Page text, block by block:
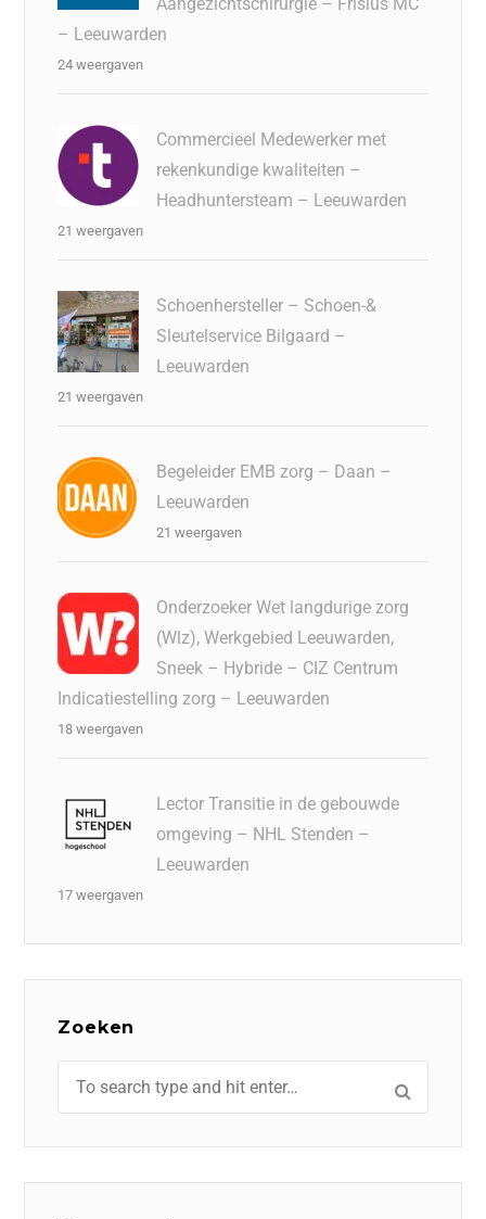
– Leeuwarden
24 weergaven
Commercieel Medewerker met
rekenkundige kwaliteiten –
Headhuntersteam – Leeuwarden
21 weergaven
Schoenhersteller – Schoen-&
Sleutelservice Bilgaard –
Leeuwarden
21 weergaven
Begeleider EMB zorg – Daan –
Leeuwarden
21 weergaven
Onderzoeker Wet langdurige zorg
(Wlz), Werkgebied Leeuwarden,
Sneek – Hybride – CIZ Centrum
Indicatiestelling zorg – Leeuwarden
18 weergaven
Lector Transitie in de gebouwde
omgeving – NHL Stenden –
Leeuwarden
17 weergaven
Zoeken